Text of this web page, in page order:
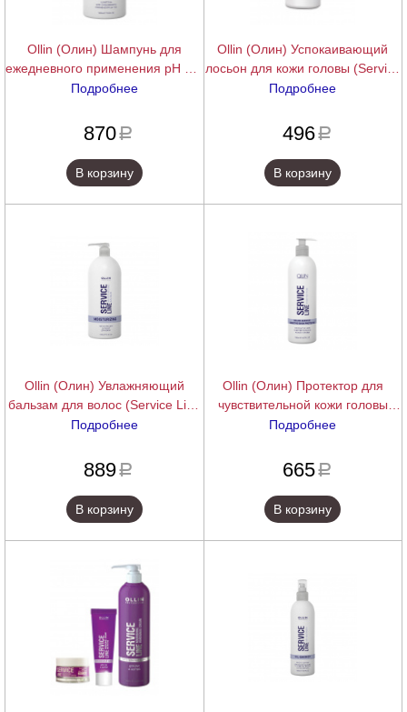
Ollin (Олин) Шампунь для
ежедневного применения рН 5.5
(Service Line Daily shampoo pH
Подробнее
870a
В корзину
Ollin (Олин) Успокаивающий
лосьон для кожи головы (Service
Line Scalp Soothing Lotion), 100
Подробнее
496a
В корзину
Ollin (Олин) Увлажняющий
бальзам для волос (Service Line
Moisturizing balsam), 1000 мл.
Подробнее
889a
В корзину
Ollin (Олин) Протектор для
чувствительной кожи головы
(Service Line Сolor Service
Подробнее
665a
В корзину